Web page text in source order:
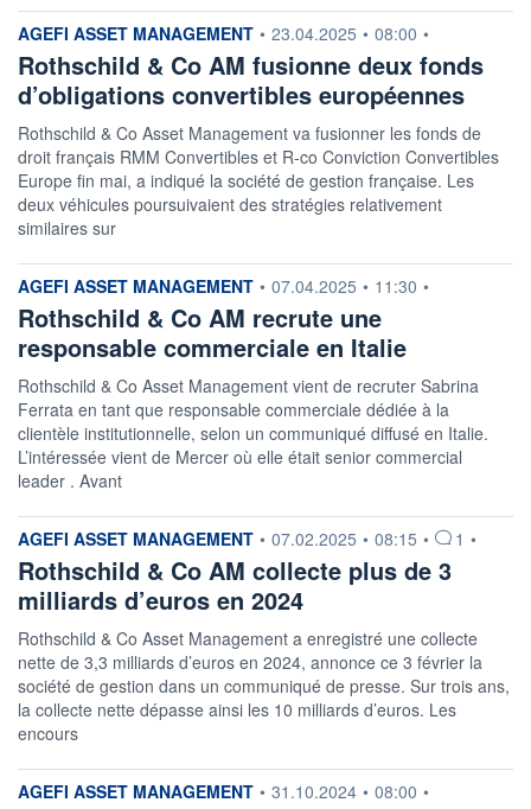
information fournie par
AGEFI ASSET MANAGEMENT • 23.04.2025 • 08:00 •
Rothschild & Co AM fusionne deux fonds
d’obligations convertibles européennes
Rothschild & Co Asset Management va fusionner les fonds de
droit français RMM Convertibles et R-co Conviction Convertibles
Europe fin mai, a indiqué la société de gestion française. Les
deux véhicules poursuivaient des stratégies relativement
similaires sur
information fournie par
AGEFI ASSET MANAGEMENT • 07.04.2025 • 11:30 •
Rothschild & Co AM recrute une
responsable commerciale en Italie
Rothschild & Co Asset Management vient de recruter Sabrina
Ferrata en tant que responsable commerciale dédiée à la
clientèle institutionnelle, selon un communiqué diffusé en Italie.
L’intéressée vient de Mercer où elle était senior commercial
leader . Avant
information fournie par
AGEFI ASSET MANAGEMENT • 07.02.2025 • 08:15 • 1 •
Rothschild & Co AM collecte plus de 3
milliards d’euros en 2024
Rothschild & Co Asset Management a enregistré une collecte
nette de 3,3 milliards d’euros en 2024, annonce ce 3 février la
société de gestion dans un communiqué de presse. Sur trois ans,
la collecte nette dépasse ainsi les 10 milliards d’euros. Les
encours
information fournie par
AGEFI ASSET MANAGEMENT • 31.10.2024 • 08:00 •